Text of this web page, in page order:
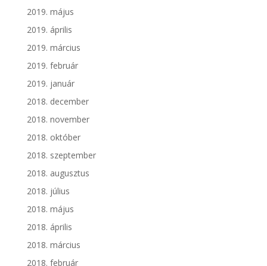
2019. május
2019. április
2019. március
2019. február
2019. január
2018. december
2018. november
2018. október
2018. szeptember
2018. augusztus
2018. július
2018. május
2018. április
2018. március
2018. február